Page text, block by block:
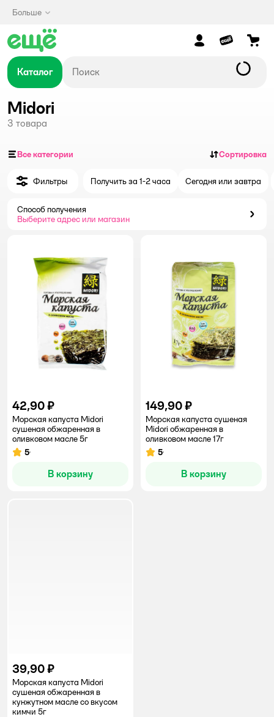
Больше
Каталог
Midori
3 товара
Все категории Сортировка
Фильтры Получить за 1-2 часа Сегодня или завтра
Способ получения
Выберите адрес или магазин
42,90 ₽
Морская капуста Midori
сушеная обжаренная в
оливковом масле 5г
Рейтинг:
5
В корзину
149,90 ₽
Морская капуста сушеная
Midori обжаренная в
оливковом масле 17г
Рейтинг:
5
В корзину
39,90 ₽
Морская капуста Midori
сушеная обжаренная в
кунжутном масле со вкусом
кимчи 5г